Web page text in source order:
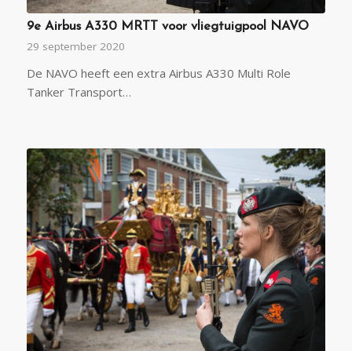
9e Airbus A330 MRTT voor vliegtuigpool NAVO
29 september 2020
De NAVO heeft een extra Airbus A330 Multi Role
Tanker Transport…